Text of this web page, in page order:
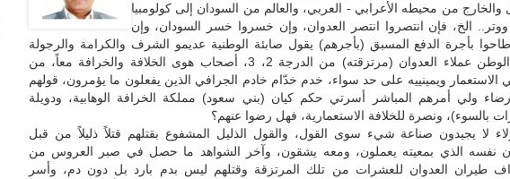
والخارج من محيطه الأعرابي - العربي، والعالم من السودان إلى كولومبيا
ووتر.. الخ، فإن انتصروا انتصر العدوان، وإن خسروا خسر السودان، وإن
طاحوا بأجرة الدفع المسبق (بأجرهم) يقول صابئة الوطنية عديمو الشرف والكرامة والرجولة
خونة الوطن عملاء العدوان (مرتزقته) من الدرجة 2، 3، أصحاب هوى الخلافة والخرافة معاً، من
الاستعمار ويمينييه على حد سواء، خدم خدّام خادم الجرافي الذين يفعلون ما يؤمرون، قولهم
ولي أمرهم المباشر أسرتي حكم كيان (بني سعود) مملكة الخرافة الوهابية، ودويلة
بالسوء)، ونصرة للخلافة الاستعمارية، فهل رضوا عنهم؟
لا يجيدون صناعة شيء سوى القول، والقول الذليل المشفوع بقتلهم قتلاً ذليلاً من قبل
نفسه الذي بمعيته يعملون، ومعه يشقون، وآخر الشواهد ما حصل في صبر العروس من
طيران العدوان للعشرات من تلك المرتزقة وقتلهم ليس بدم بارد بل دون دم، وأسر